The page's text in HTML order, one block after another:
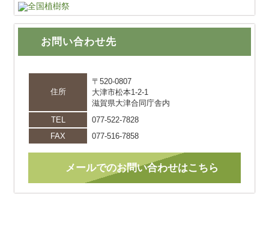
お問い合わせ先
住所
〒520-0807
大津市松本1-2-1
滋賀県大津合同庁舎内
TEL
077-522-7828
FAX
077-516-7858
メールでのお問い合わせはこちら